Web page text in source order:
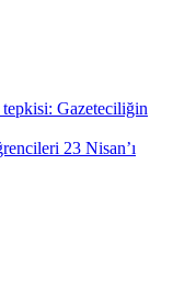
Gazeteciliğin
23 Nisan’ı